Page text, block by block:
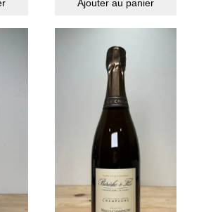
Ajouter au panier